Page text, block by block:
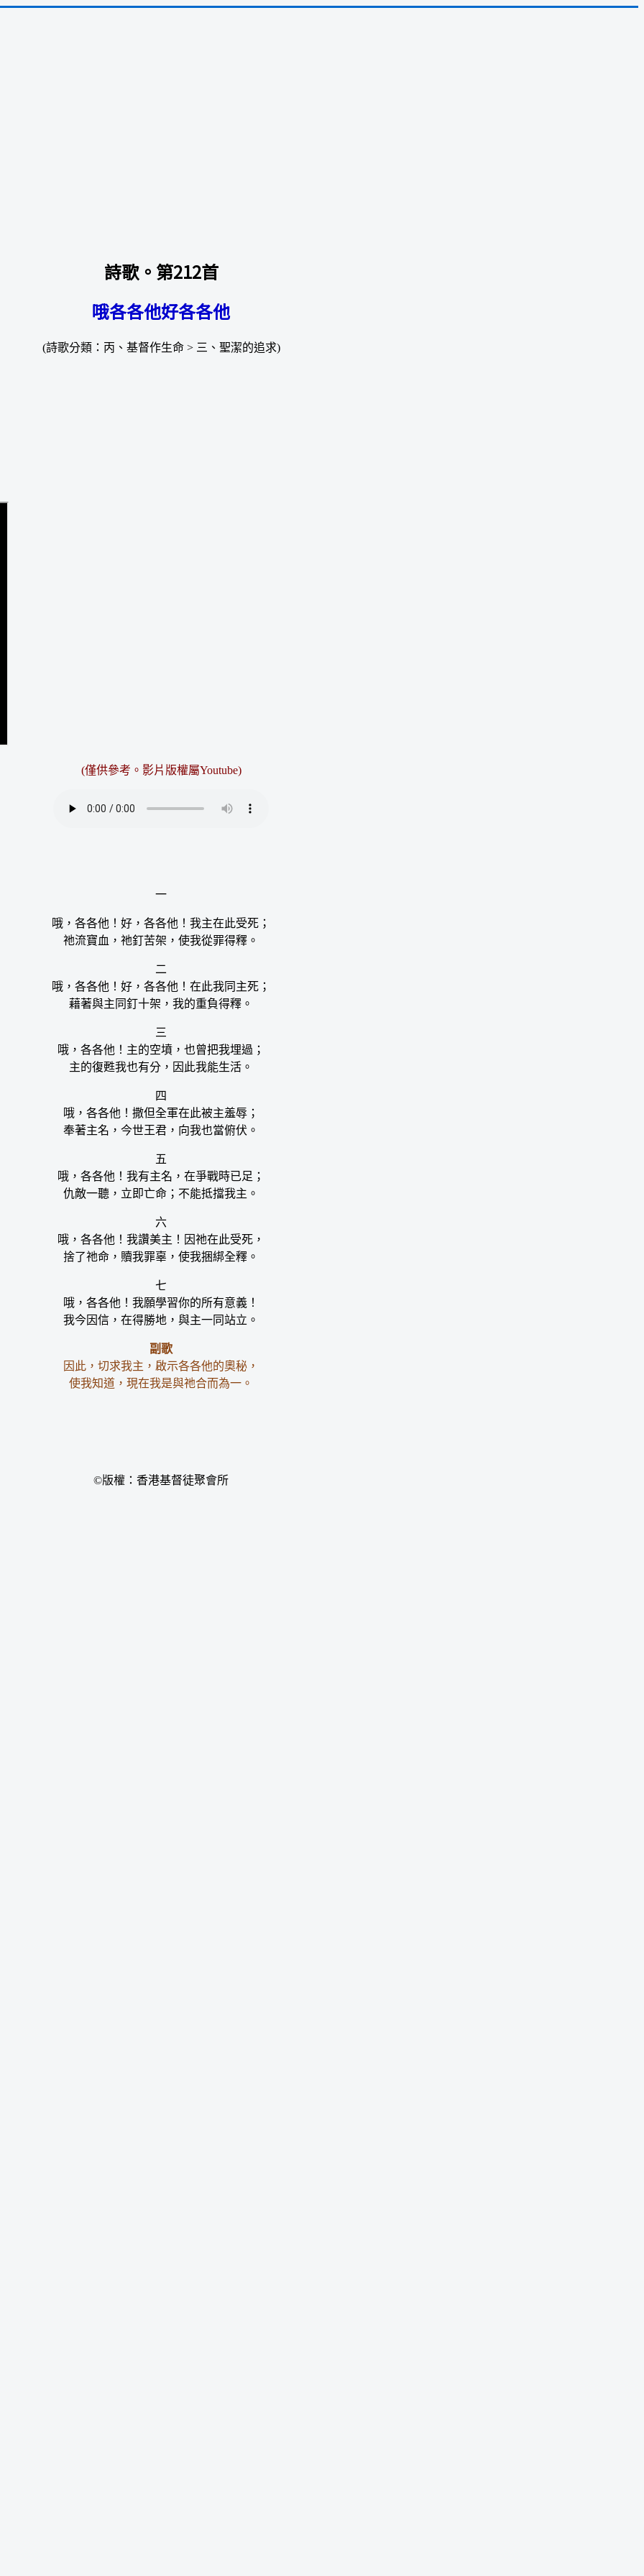
詩歌。第212首
哦各各他好各各他
(詩歌分類：丙、基督作生命 > 三、聖潔的追求)
(僅供參考。影片版權屬Youtube)
一
哦，各各他！好，各各他！我主在此受死；
祂流寶血，祂釘苦架，使我從罪得釋。
二
哦，各各他！好，各各他！在此我同主死；
藉著與主同釘十架，我的重負得釋。
三
哦，各各他！主的空墳，也曾把我埋過；
主的復甦我也有分，因此我能生活。
四
哦，各各他！撒但全軍在此被主羞辱；
奉著主名，今世王君，向我也當俯伏。
五
哦，各各他！我有主名，在爭戰時已足；
仇敵一聽，立即亡命；不能抵擋我主。
六
哦，各各他！我讚美主！因祂在此受死，
捨了祂命，贖我罪辜，使我捆綁全釋。
七
哦，各各他！我願學習你的所有意義！
我今因信，在得勝地，與主一同站立。
副歌
因此，切求我主，啟示各各他的奧秘，
使我知道，現在我是與祂合而為一。
©版權：香港基督徒聚會所